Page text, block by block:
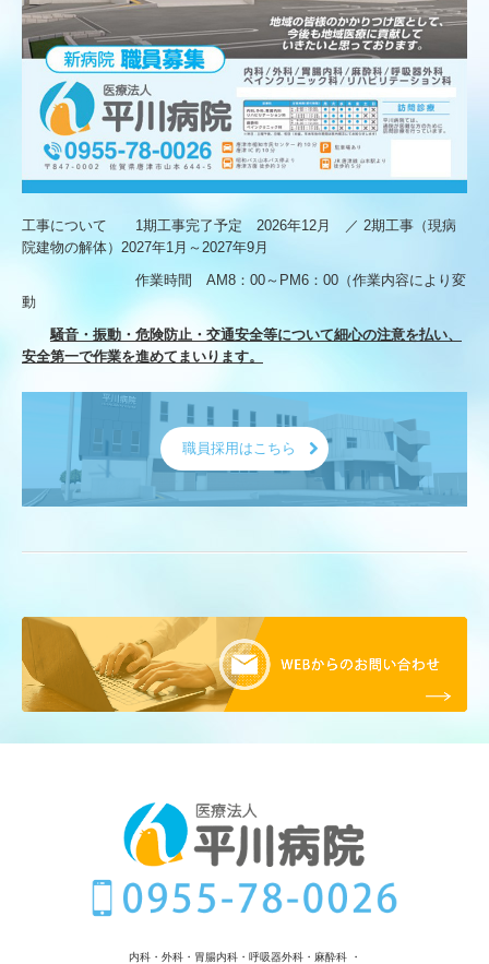
医師紹介
どんなお悩みですか？
当院で行う治療
訪問診療
地域連携室
2027年新病院開院
アメニティきゅうらぎ
介護老人保健施設
通所リハビリテーション
短期入所療養介護
訪問リハビリ
アメニティだより(広報誌)
感染対策内容掲載ページ
地域貢献活動
工事について 1期工事完了予定 2026年12月 ／ 2期工事（現病
院建物の解体）2027年1月～2027年9月
作業時間 AM8：00～PM6：00（作業内容により変
動
騒音・振動・危険防止・交通安全等について細心の注意を払い、
安全第一で作業を進めてまいります。
職員採用はこちら
内科・外科・胃腸内科・呼吸器外科・麻酔科 ・